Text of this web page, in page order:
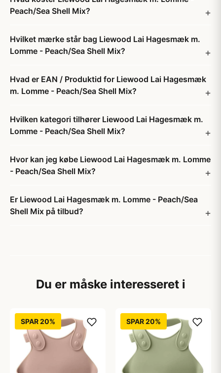
Peach/Sea Shell Mix?
Hvilket mærke står bag Liewood Lai Hagesmæk m.
Lomme - Peach/Sea Shell Mix?
Hvad er EAN / Produktid for Liewood Lai Hagesmæk
m. Lomme - Peach/Sea Shell Mix?
Hvilken kategori tilhører Liewood Lai Hagesmæk m.
Lomme - Peach/Sea Shell Mix?
Hvor kan jeg købe Liewood Lai Hagesmæk m. Lomme
- Peach/Sea Shell Mix?
Er Liewood Lai Hagesmæk m. Lomme - Peach/Sea
Shell Mix på tilbud?
Du er måske interesseret i
SPAR 20% SPAR 20%